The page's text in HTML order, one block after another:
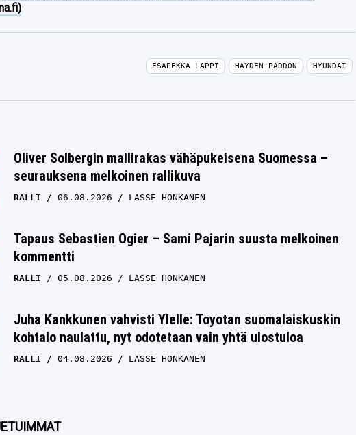
ESAPEKKA LAPPI HAYDEN PADDON HYUNDAI
Oliver Solbergin mallirakas vähäpukeisena Suomessa –
seurauksena melkoinen rallikuva
RALLI 06.08.2026 LASSE HONKANEN
Tapaus Sebastien Ogier – Sami Pajarin suusta melkoinen
kommentti
RALLI 05.08.2026 LASSE HONKANEN
Juha Kankkunen vahvisti Ylelle: Toyotan suomalaiskuskin
kohtalo naulattu, nyt odotetaan vain yhtä ulostuloa
RALLI 04.08.2026 LASSE HONKANEN